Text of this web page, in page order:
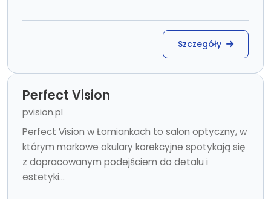
Szczegóły
Perfect Vision
pvision.pl
Perfect Vision w Łomiankach to salon optyczny, w
którym markowe okulary korekcyjne spotykają się
z dopracowanym podejściem do detalu i
estetyki...